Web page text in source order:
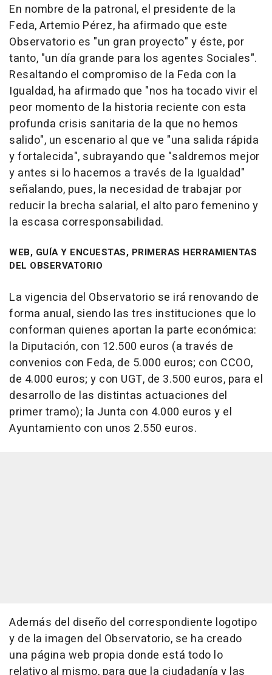
En nombre de la patronal, el presidente de la
Feda, Artemio Pérez, ha afirmado que este
Observatorio es "un gran proyecto" y éste, por
tanto, "un día grande para los agentes Sociales".
Resaltando el compromiso de la Feda con la
Igualdad, ha afirmado que "nos ha tocado vivir el
peor momento de la historia reciente con esta
profunda crisis sanitaria de la que no hemos
salido", un escenario al que ve "una salida rápida
y fortalecida", subrayando que "saldremos mejor
y antes si lo hacemos a través de la Igualdad"
señalando, pues, la necesidad de trabajar por
reducir la brecha salarial, el alto paro femenino y
la escasa corresponsabilidad.
WEB, GUÍA Y ENCUESTAS, PRIMERAS HERRAMIENTAS
DEL OBSERVATORIO
La vigencia del Observatorio se irá renovando de
forma anual, siendo las tres instituciones que lo
conforman quienes aportan la parte económica:
la Diputación, con 12.500 euros (a través de
convenios con Feda, de 5.000 euros; con CCOO,
de 4.000 euros; y con UGT, de 3.500 euros, para el
desarrollo de las distintas actuaciones del
primer tramo); la Junta con 4.000 euros y el
Ayuntamiento con unos 2.550 euros.
Además del diseño del correspondiente logotipo
y de la imagen del Observatorio, se ha creado
una página web propia donde está todo lo
relativo al mismo, para que la ciudadanía y las